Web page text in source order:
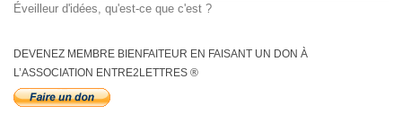
Éveilleur d'idées, qu'est-ce que c'est ?
DEVENEZ MEMBRE BIENFAITEUR EN FAISANT UN DON À
L’ASSOCIATION ENTRE2LETTRES ®